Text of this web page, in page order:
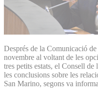
Després de la Comunicació
novembre al voltant de les
tres petits estats, el Consell
les conclusions sobre les
San Marino, segons va